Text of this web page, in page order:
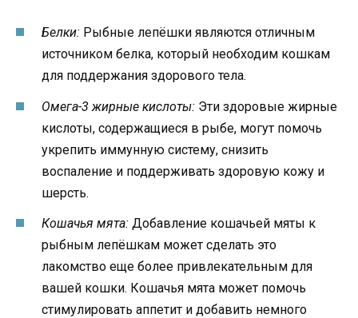
Белки: Рыбные лепёшки являются отличным
источником белка, который необходим кошкам
для поддержания здорового тела.
Омега-3 жирные кислоты: Эти здоровые жирные
кислоты, содержащиеся в рыбе, могут помочь
укрепить иммунную систему, снизить
воспаление и поддерживать здоровую кожу и
шерсть.
Кошачья мята: Добавление кошачьей мяты к
рыбным лепёшкам может сделать это
лакомство еще более привлекательным для
вашей кошки. Кошачья мята может помочь
стимулировать аппетит и добавить немного